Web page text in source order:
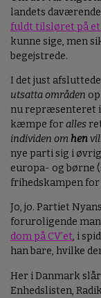
landets
fuldt tilsløret på
kunne sige, men
begejstrede.
I det just
utsatta områden
nu repræsenteret i
kæmpe foralles
individen om hen
nye parti sig i
europa- og børne
frihedskampen
Jo, jo. Partiet
foruroligende
dom på CV’et, i
han bare, hvilke
Her i Danmark
Enhedslisten,